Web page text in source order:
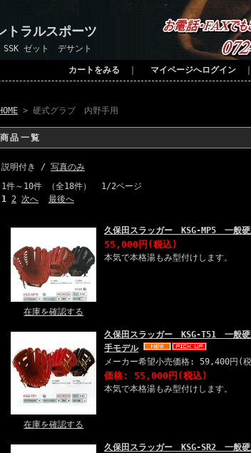
ラルスポーツ
ゼット デサント
カートをみる マイページへログイン
HOME > 硬式グラブ 内野手用
商品一覧
説明付き / 写真のみ
1件～10件 （全18件） 1/2ページ
1 2 次へ 最後へ
在庫を確認する
久保田スラッガー KSG-MP5 一般
55,000円(税込)
本気で本格湯もみ型付けします。
在庫を確認する
久保田スラッガー KSG-T51 一般
手モデル
メーカー希望小売価格: 59,400円(
価格: 55,000円(税込)
本気で本格湯もみ型付けします。
久保田スラッガー KSG-SR2 一般